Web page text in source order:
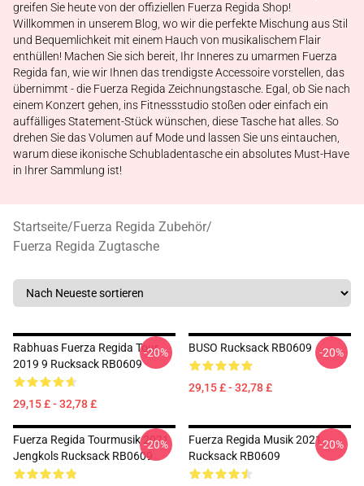
greifen Sie heute von der offiziellen Fuerza Regida Shop!
Willkommen in unserem Blog, wo wir die perfekte Mischung aus Stil
und Bequemlichkeit mit einem Hauch von musikalischem Flair
enthüllen! Machen Sie sich bereit, Ihr Inneres zu umarmen Fuerza
Regida fan, wie wir Ihnen das trendigste Accessoire vorstellen, das
übernimmt - die Fuerza Regida Zeichnungstasche. Egal, ob Sie nach
einem Konzert gehen, ins Fitnessstudio stoßen oder einfach ein
auffälliges Statement-Stück wünschen, diese Tasche hat alles. So
drehen Sie das Volumen auf Mode und lassen Sie uns eintauchen,
warum diese ikonische Schubladentasche ein absolutes Must-Have
in Ihrer Sammlung ist!
Startseite/Fuerza Regida Zubehör/
Fuerza Regida Zugtasche
Rabhuas Fuerza Regida Tour
2019 9 Rucksack RB0609
29,15 £ - 32,78 £
-20% BUSO Rucksack RB0609
29,15 £ - 32,78 £
-20%
Fuerza Regida Tourmusik 2021
Jengkols Rucksack RB0609
-20%
Fuerza Regida Musik 2021
Rucksack RB0609
-20%